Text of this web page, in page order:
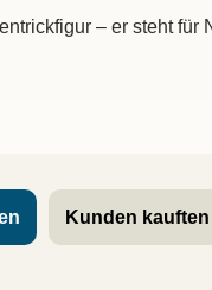
– er steht
Kunden